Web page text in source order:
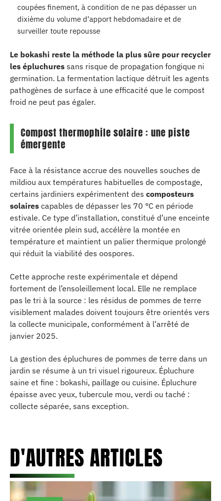
coupées finement, à condition de ne pas dépasser un
dixième du volume d’apport hebdomadaire et de
surveiller toute repousse
Le bokashi reste la méthode la plus sûre pour recycler
les épluchures sans risque de propagation fongique ni
germination. La fermentation lactique détruit les agents
pathogènes de surface à une efficacité que le compost
froid ne peut pas égaler.
Compost thermophile solaire : une piste
émergente
Face à la résistance accrue des nouvelles souches de
mildiou aux températures habituelles de compostage,
certains jardiniers expérimentent des composteurs
solaires capables de dépasser les 70 °C en période
estivale. Ce type d’installation, constitué d’une enceinte
vitrée orientée plein sud, accélère la montée en
température et maintient un palier thermique prolongé
qui réduit la viabilité des oospores.
Cette approche reste expérimentale et dépend
fortement de l’ensoleillement local. Elle ne remplace
pas le tri à la source : les résidus de pommes de terre
visiblement malades doivent toujours être orientés vers
la collecte municipale, conformément à l’arrêté de
janvier 2025.
La gestion des épluchures de pommes de terre dans un
jardin se résume à un tri visuel rigoureux. Épluchure
saine et fine : bokashi, paillage ou cuisine. Épluchure
épaisse avec yeux, tubercule mou, verdi ou taché :
collecte séparée, sans exception.
D'AUTRES ARTICLES